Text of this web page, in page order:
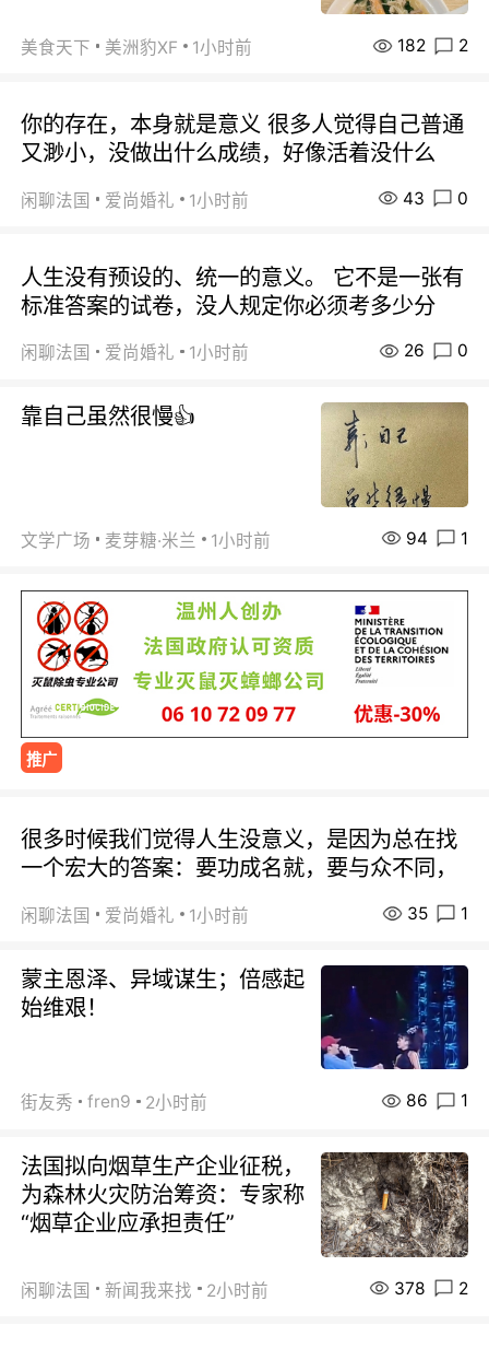
美食天下 美洲豹XF 1小时前 182 2
你的存在，本身就是意义 很多人觉得自己普通
又渺小，没做出什么成绩，好像活着没什么
闲聊法国 爱尚婚礼 1小时前 43 0
人生没有预设的、统一的意义。 它不是一张有
标准答案的试卷，没人规定你必须考多少分
闲聊法国 爱尚婚礼 1小时前 26 0
靠自己虽然很慢👍
文学广场 麦芽糖·米兰 1小时前 94 1
推广
很多时候我们觉得人生没意义，是因为总在找
一个宏大的答案：要功成名就，要与众不同，
闲聊法国 爱尚婚礼 1小时前 35 1
蒙主恩泽、异域谋生；倍感起
始维艰！
街友秀 fren9 2小时前 86 1
法国拟向烟草生产企业征税，
为森林火灾防治筹资：专家称
“烟草企业应承担责任”
闲聊法国 新闻我来找 2小时前 378 2